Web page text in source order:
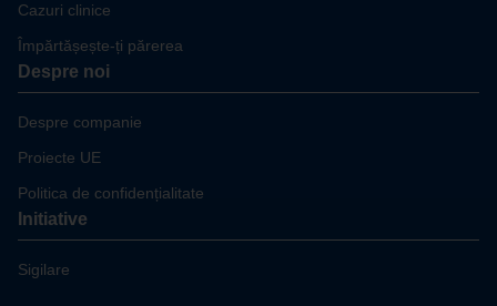
Cazuri clinice
Împărtășește-ți părerea
Despre noi
Despre companie
Proiecte UE
Politica de confidențialitate
Initiative
Sigilare